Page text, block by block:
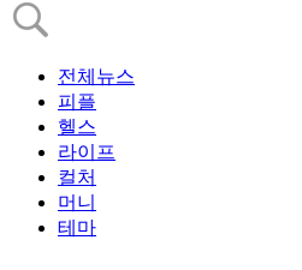
전체뉴스
피플
헬스
라이프
컬처
머니
테마